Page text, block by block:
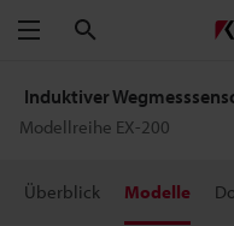
Menü
Induktiver
Modellreihe EX-200
Überblick Modelle